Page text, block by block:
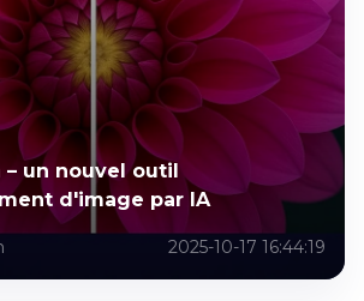
– un nouvel outil
d'image par IA
2025-10-17 16:44:19